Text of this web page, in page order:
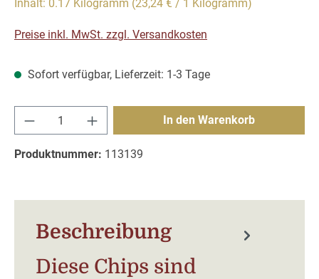
Inhalt: 0.17 Kilogramm (23,24 € / 1 Kilogramm)
Preise inkl. MwSt. zzgl. Versandkosten
Sofort verfügbar, Lieferzeit: 1-3 Tage
Produkt Anzahl: Gib den gewünschten
In den Warenkorb
Produktnummer: 113139
Beschreibung
Diese Chips sind